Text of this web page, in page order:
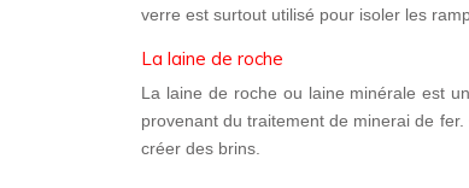
verre est surtout utilisé pour isoler les
La laine de roche
La laine de roche ou laine minérale est
provenant du traitement de minerai de
créer des brins.